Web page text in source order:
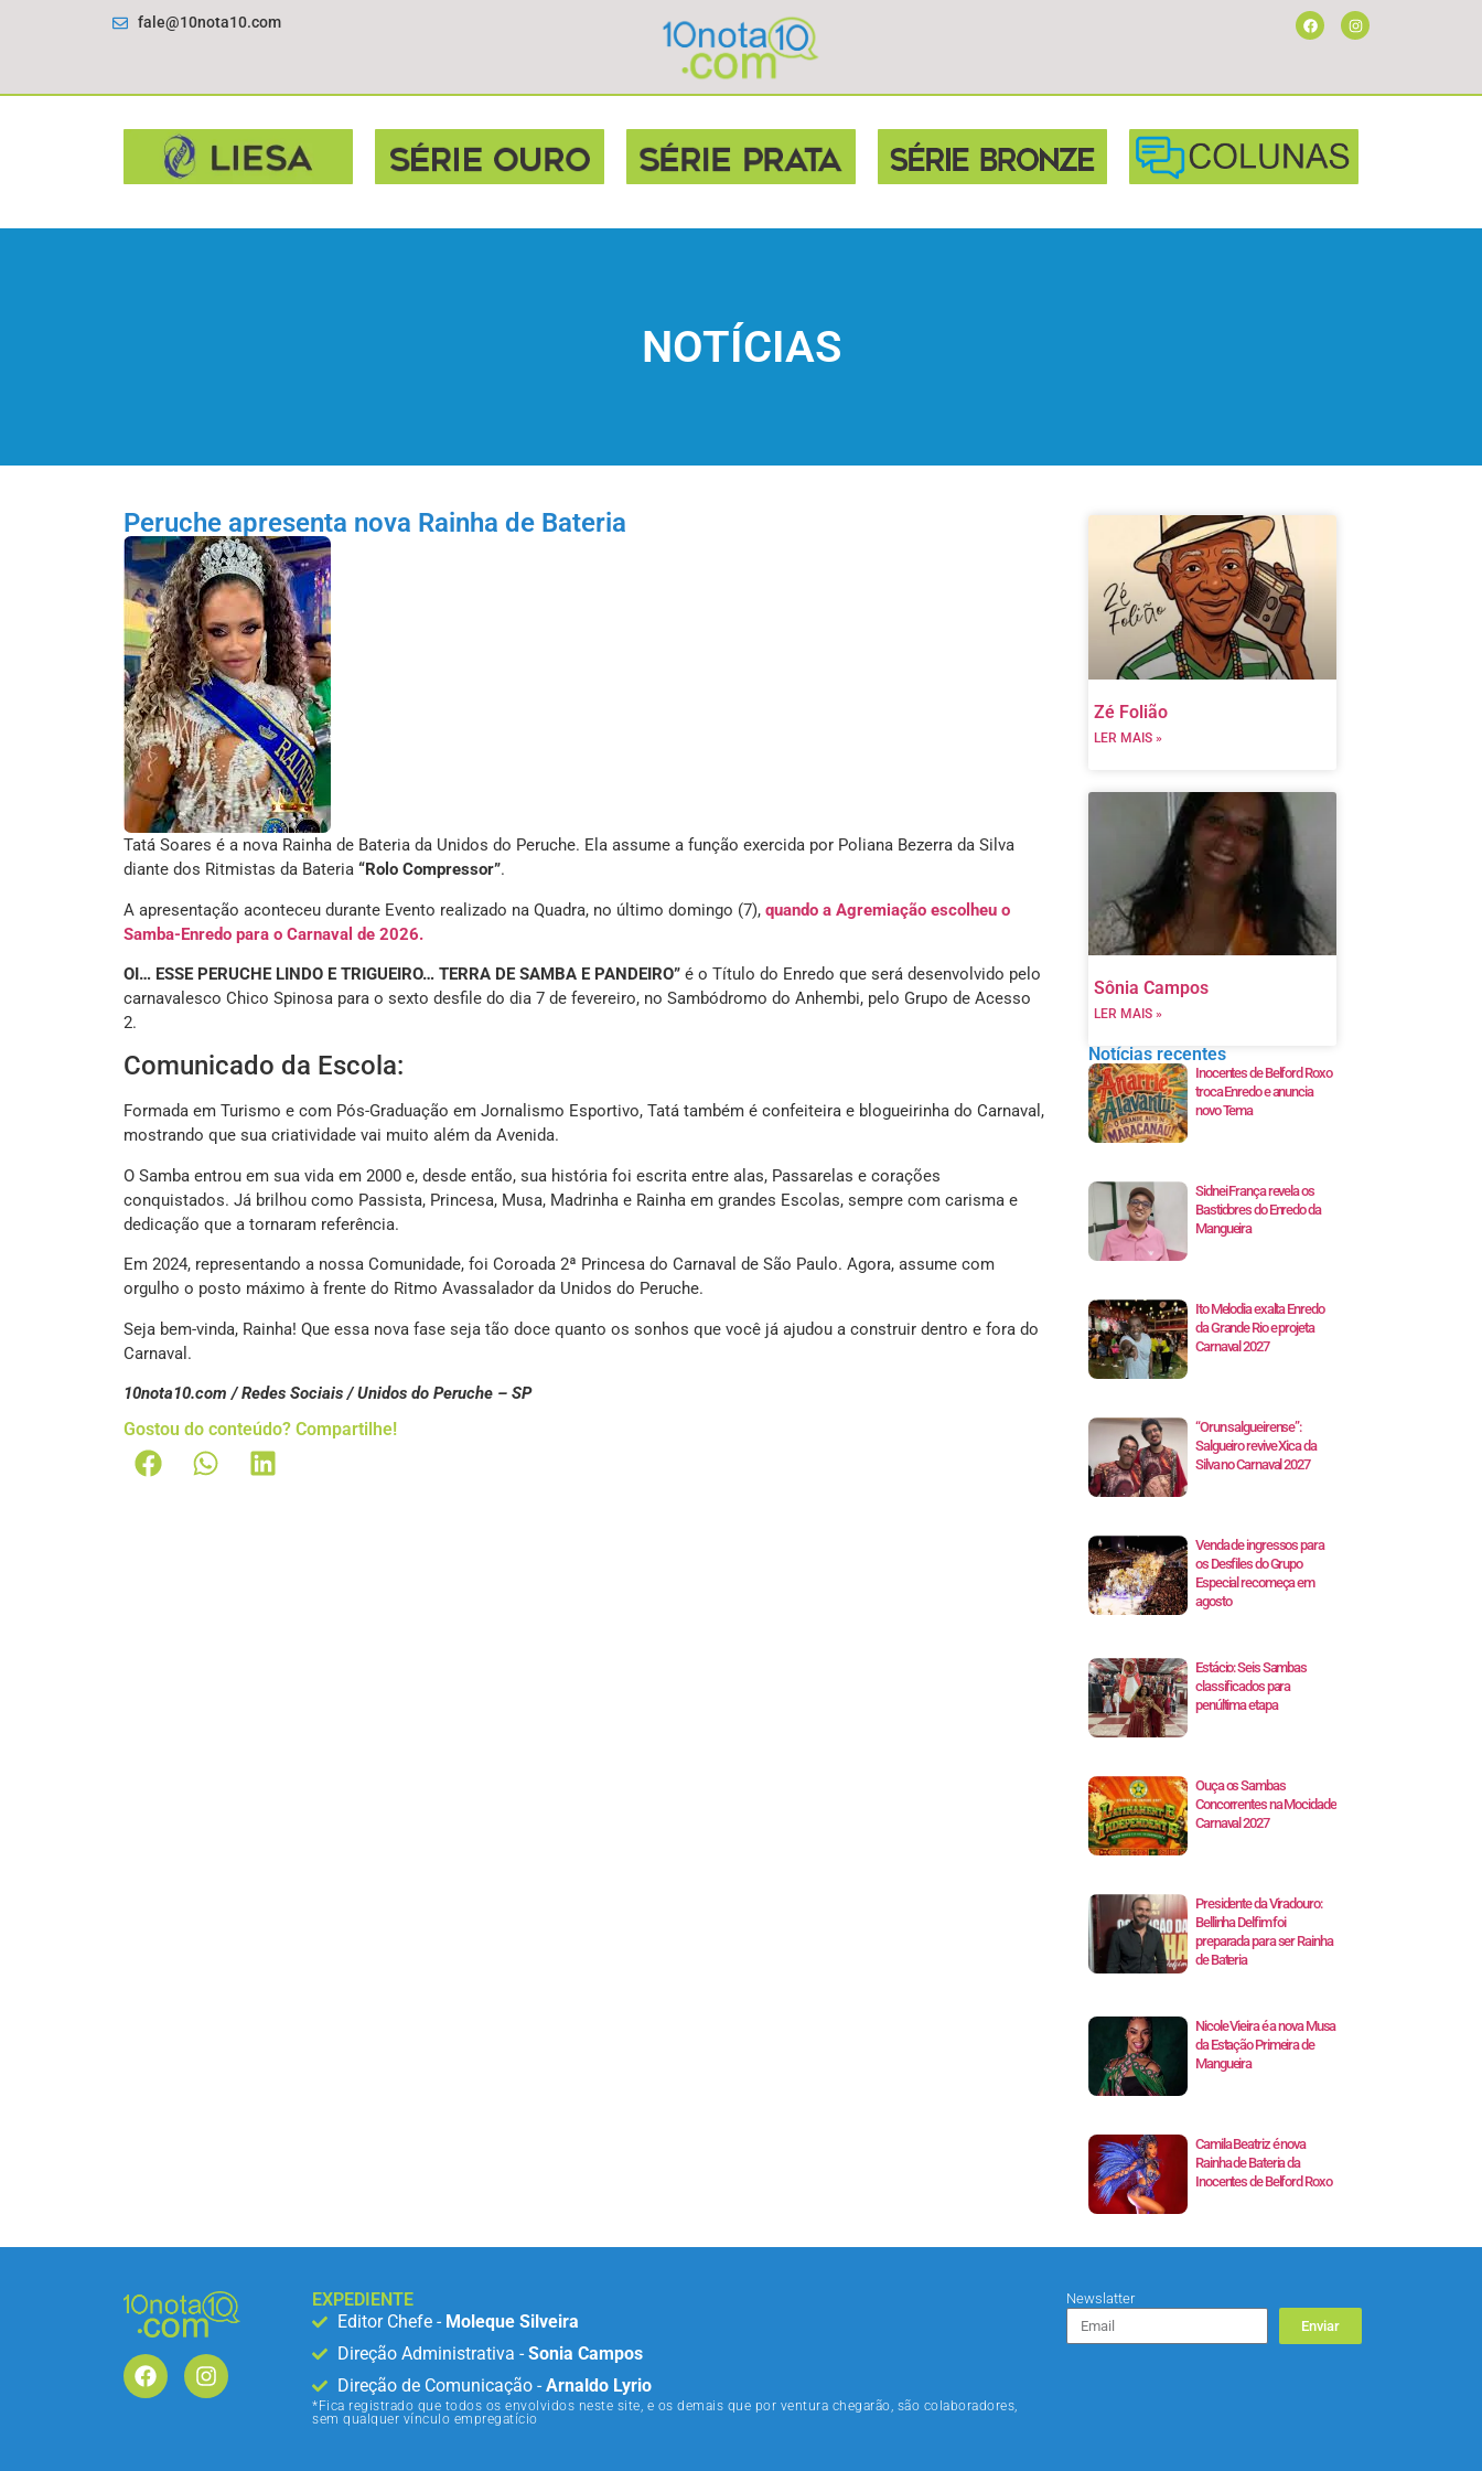
fale@10nota10.com
NOTÍCIAS
Peruche apresenta nova Rainha de Bateria
Tatá Soares é a nova Rainha de Bateria da Unidos do Peruche. Ela assume a função exercida por Poliana Bezerra da Silva
diante dos Ritmistas da Bateria “Rolo Compressor”.
A apresentação aconteceu durante Evento realizado na Quadra, no último domingo (7), quando a Agremiação escolheu o
Samba-Enredo para o Carnaval de 2026.
OI… ESSE PERUCHE LINDO E TRIGUEIRO… TERRA DE SAMBA E PANDEIRO” é o Título do Enredo que será desenvolvido pelo
carnavalesco Chico Spinosa para o sexto desfile do dia 7 de fevereiro, no Sambódromo do Anhembi, pelo Grupo de Acesso
2.
Comunicado da Escola:
Formada em Turismo e com Pós-Graduação em Jornalismo Esportivo, Tatá também é confeiteira e blogueirinha do Carnaval,
mostrando que sua criatividade vai muito além da Avenida.
O Samba entrou em sua vida em 2000 e, desde então, sua história foi escrita entre alas, Passarelas e corações
conquistados. Já brilhou como Passista, Princesa, Musa, Madrinha e Rainha em grandes Escolas, sempre com carisma e
dedicação que a tornaram referência.
Em 2024, representando a nossa Comunidade, foi Coroada 2ª Princesa do Carnaval de São Paulo. Agora, assume com
orgulho o posto máximo à frente do Ritmo Avassalador da Unidos do Peruche.
Seja bem-vinda, Rainha! Que essa nova fase seja tão doce quanto os sonhos que você já ajudou a construir dentro e fora do
Carnaval.
10nota10.com / Redes Sociais / Unidos do Peruche – SP
Gostou do conteúdo? Compartilhe!
Zé Folião
LER MAIS »
Sônia Campos
LER MAIS »
Notícias recentes
Inocentes de Belford Roxo
troca Enredo e anuncia
novo Tema
Sidnei França revela os
Bastidores do Enredo da
Mangueira
Ito Melodia exalta Enredo
da Grande Rio e projeta
Carnaval 2027
“Orun salgueirense”:
Salgueiro revive Xica da
Silva no Carnaval 2027
Venda de ingressos para
os Desfiles do Grupo
Especial recomeça em
agosto
Estácio: Seis Sambas
classificados para
penúltima etapa
Ouça os Sambas
Concorrentes na Mocidade
Carnaval 2027
Presidente da Viradouro:
Bellinha Delfim foi
preparada para ser Rainha
de Bateria
Nicole Vieira é a nova Musa
da Estação Primeira de
Mangueira
Camila Beatriz é nova
Rainha de Bateria da
Inocentes de Belford Roxo
EXPEDIENTE
Editor Chefe - Moleque Silveira
Direção Administrativa -Sonia Campos
Direção de Comunicação -Arnaldo Lyrio
*Fica registrado que todos os envolvidos neste site, e os demais que por ventura chegarão, são colaboradores,
sem qualquer vínculo empregatício
Newslatter
Enviar